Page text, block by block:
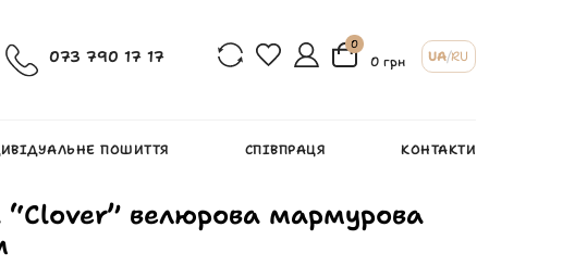
073 790 17 17
0
0 грн UA/RU
ПОШИТТЯ СПІВПРАЦЯ КОНТАКТИ
велюрова мармурова